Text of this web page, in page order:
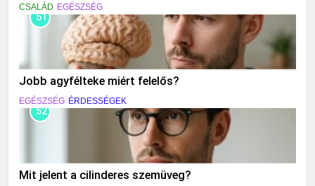
CSALÁD EGÉSZSÉG
51
Jobb agyfélteke miért felelős?
EGÉSZSÉG ÉRDESSÉGEK
52
Mit jelent a cilinderes szemüveg?